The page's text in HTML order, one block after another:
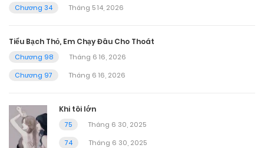
Chương 34
Tháng 5 14, 2026
Tiểu Bạch Thỏ, Em Chạy Đâu Cho Thoát
Chương 98
Tháng 6 16, 2026
Chương 97
Tháng 6 16, 2026
Khi tôi lớn
75
Tháng 6 30, 2025
74
Tháng 6 30, 2025